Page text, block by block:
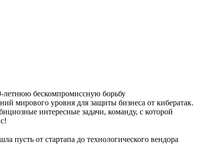
бескомпромиссную борьбу
мирового уровня для защиты бизнеса от кибератак.
интересные задачи, команду, с которой
пусть от стартапа до технологического вендора